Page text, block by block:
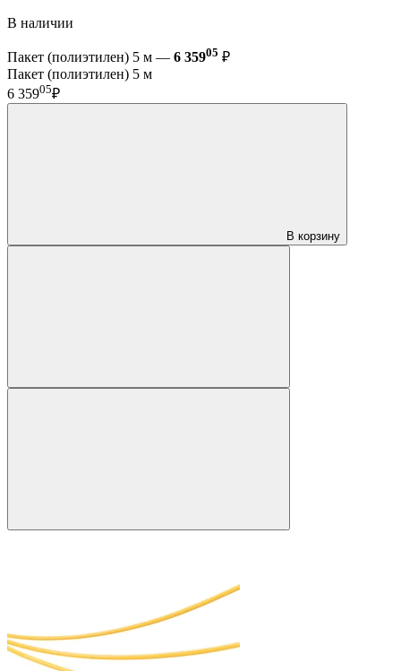
В наличии
Пакет (полиэтилен) 5 м — 6 35905 ₽
Пакет (полиэтилен) 5 м
6 35905₽
В корзину